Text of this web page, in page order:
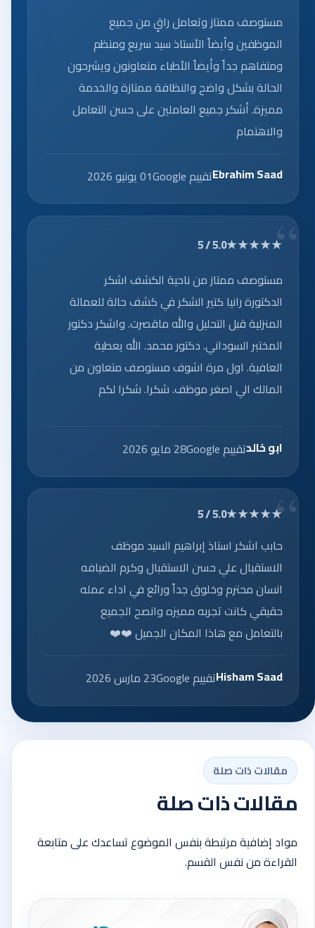
مستوصف ممتاز وتعامل راقٍ من جميع
الموظفين وأيضاً الأستاذ سيد سريع ومنظم
ومتفاهم جداً وأيضاً الأطباء متعاونون ويشرحون
الحالة بشكل واضح والنظافة ممتازة والخدمة
مميزة. أشكر جميع العاملين على حسن التعامل
والاهتمام
Ebrahim Saadتقييم Google 01 يونيو 2026
★★★★★
5.0 / 5
مستوصف ممتاز من ناحية الكشف اشكر
الدكتورة رانيا كتير الشكر في كشف حالة للعمالة
المنزلية قبل التحليل والله ماقصرت. واشكر دكتور
المختبر السوداني. دكتور محمد. الله يعطية
العافية. اول مرة اشوف مستوصف متعاون من
المالك الي اصغر موظف. شكرا. شكرا لكم
ابو خالدتقييم Google 28 مايو 2026
★★★★★
5.0 / 5
حابب اشكر استاذ إبراهيم السيد موظف
الاستقبال علي حسن الاستقبال وكرم الضيافه
انسان محترم وخلوق جداً ورائع في اداء عمله
حقيقي كانت تجربه مميزه وانصح الجميع
بالتعامل مع هاذا المكان الجميل ❤️❤️
Hisham Saadتقييم Google 23 مارس 2026
مقالات ذات صلة
مقالات ذات صلة
مواد إضافية مرتبطة بنفس الموضوع تساعدك على متابعة
القراءة من نفس القسم.